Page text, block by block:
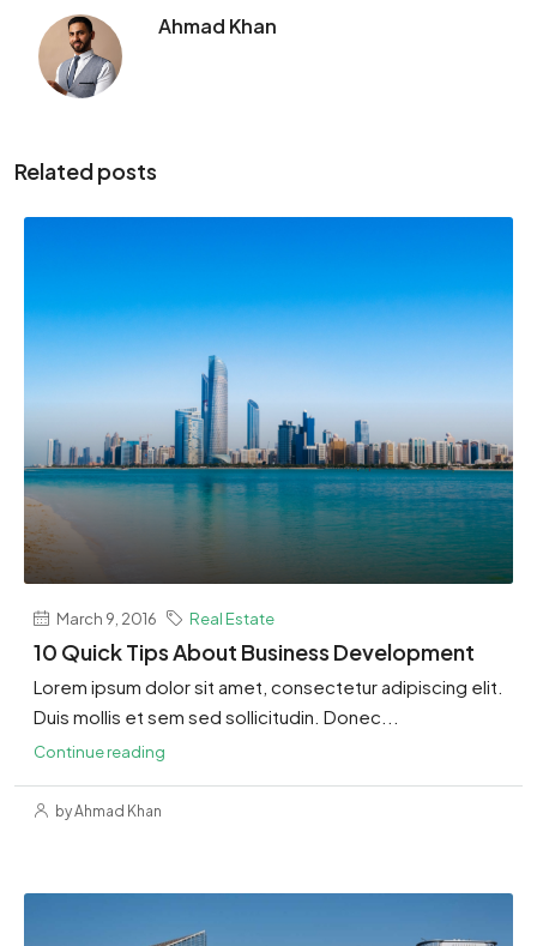
Ahmad Khan
Related posts
March 9, 2016 Real Estate
10 Quick Tips About Business Development
Lorem ipsum dolor sit amet, consectetur adipiscing elit.
Duis mollis et sem sed sollicitudin. Donec...
Continue reading
by Ahmad Khan